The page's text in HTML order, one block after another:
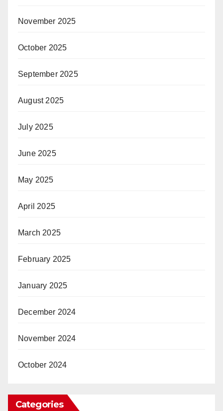
November 2025
October 2025
September 2025
August 2025
July 2025
June 2025
May 2025
April 2025
March 2025
February 2025
January 2025
December 2024
November 2024
October 2024
Categories